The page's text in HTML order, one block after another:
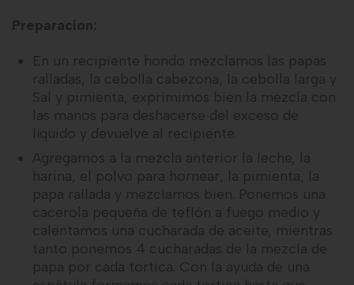
Preparacion:
En un recipiente hondo mezclamos las papas
ralladas, la cebolla cabezona, la cebolla larga y
Sal y pimienta, exprimimos bien la mezcla con
las manos para deshacerse del exceso de
líquido y devuelve al recipiente.
Agregamos a la mezcla anterior la leche, la
harina, el polvo para hornear, la pimienta, la
papa rallada y mezclamos bien. Ponemos una
cacerola pequeña de teflón a fuego medio y
calentamos una cucharada de aceite, mientras
tanto ponemos 4 cucharadas de la mezcla de
papa por cada tortica. Con la ayuda de una